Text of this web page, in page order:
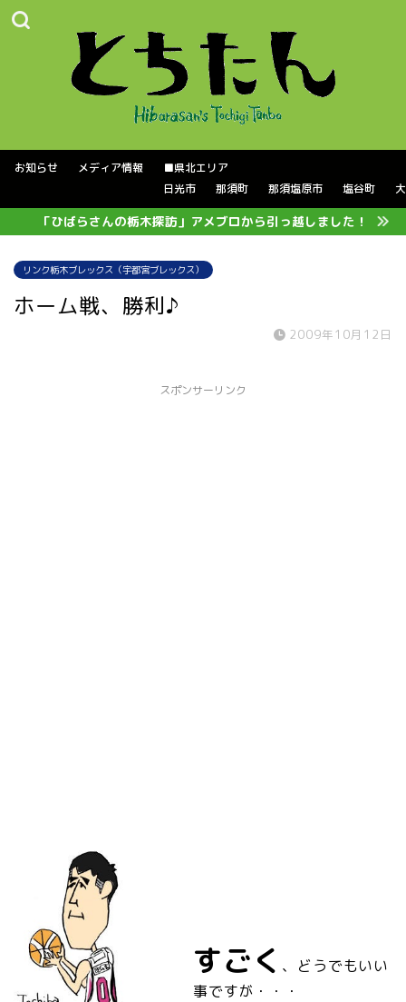
お知らせ メディア情報
■県北エリア
日光市
那須町 那須塩原市 塩谷町
「ひばらさんの栃木探訪」アメブロから引っ越しました！
リンク栃木ブレックス（宇都宮ブレックス）
ホーム戦、勝利♪
2009年10月12日
スポンサーリンク
すごく 、どうでもいい
事ですが・・・